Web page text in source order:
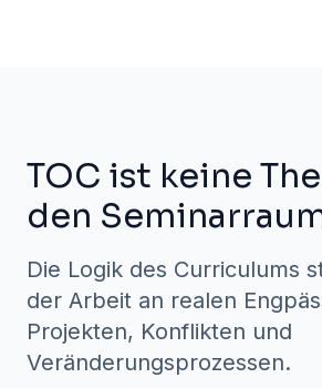
TOC ist keine
den
Die Logik des Curriculums
der Arbeit an realen
Projekten, Konflikten und
Veränderungsprozessen.